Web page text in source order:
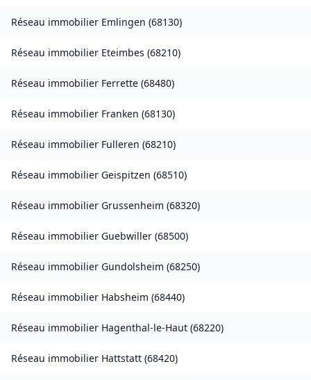
Réseau immobilier Emlingen (68130)
Réseau immobilier Eteimbes (68210)
Réseau immobilier Ferrette (68480)
Réseau immobilier Franken (68130)
Réseau immobilier Fulleren (68210)
Réseau immobilier Geispitzen (68510)
Réseau immobilier Grussenheim (68320)
Réseau immobilier Guebwiller (68500)
Réseau immobilier Gundolsheim (68250)
Réseau immobilier Habsheim (68440)
Réseau immobilier Hagenthal-le-Haut (68220)
Réseau immobilier Hattstatt (68420)